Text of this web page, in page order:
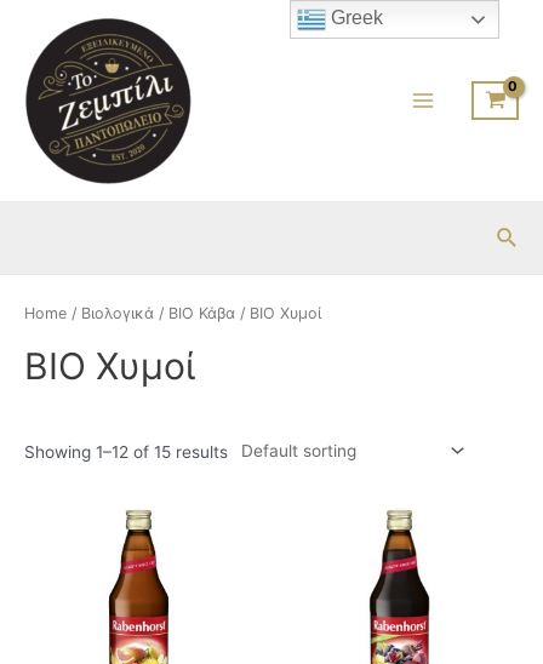
περιεχόμενο
Home / Βιολογικά / ΒΙΟ Κάβα / BIO Χυμοί
BIO Χυμοί
Showing 1–12 of 15 results
Greek